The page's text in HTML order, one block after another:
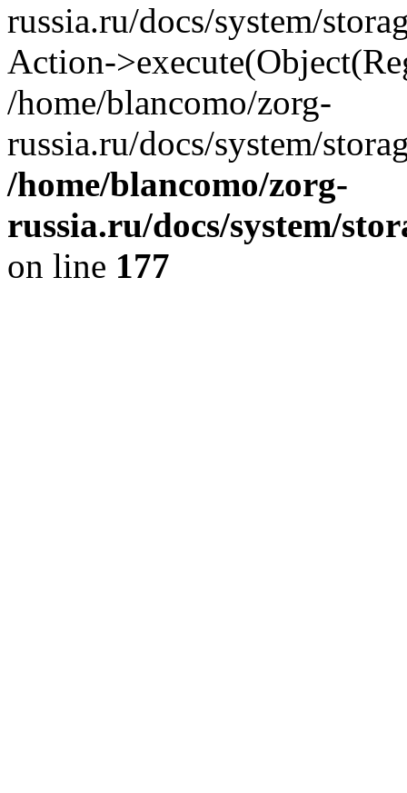
russia.ru/docs/system/
Action-
/home/blancomo/zorg-
russia.ru/docs/system/
/home/blancomo/zorg-
russia.ru/docs/system/
on line 177